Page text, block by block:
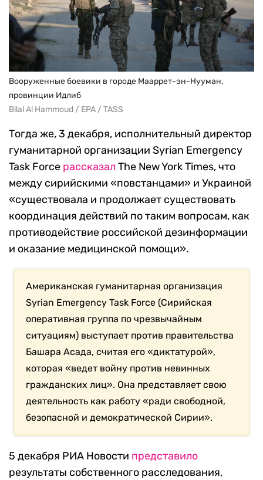
Вооруженные боевики в городе Мааррет-эн-Нууман,
провинции Идлиб
Bilal Al Hammoud / EPA / TASS
Тогда же, 3 декабря, исполнительный директор
гуманитарной организации Syrian Emergency
Task Force рассказал The New York Times, что
между сирийскими «повстанцами» и Украиной
«существовала и продолжает существовать
координация действий по таким вопросам, как
противодействие российской дезинформации
и оказание медицинской помощи».
Американская гуманитарная организация
Syrian Emergency Task Force (Сирийская
оперативная группа по чрезвычайным
ситуациям) выступает против правительства
Башара Асада, считая его «диктатурой»,
которая «ведет войну против невинных
гражданских лиц». Она представляет свою
деятельность как работу «ради свободной,
безопасной и демократической Сирии».
5 декабря РИА Новости представило
результаты собственного расследования,